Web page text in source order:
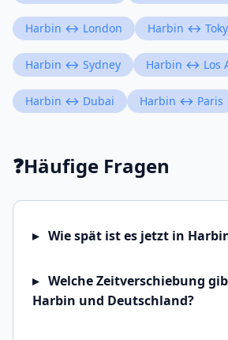
Harbin ↔ London Harbin ↔
Harbin ↔ Sydney Harbin ↔ Los
Harbin ↔ Dubai Harbin ↔ Paris
❓Häufige Fragen
Wie spät ist es jetzt in
Welche Zeitverschiebung
Harbin und Deutschland?